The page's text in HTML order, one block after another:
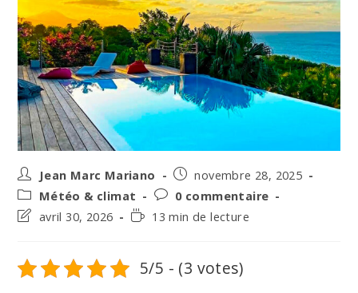
Auteur/autrice
de
la
publication :
Jean Marc Mariano
Post
published:
novembre 28, 2025
Post
category:
Météo & climat
Post
comments:
0 commentaire
Postavril 30, 2026
Temps13 min de lecture
5/5 - (3 votes)